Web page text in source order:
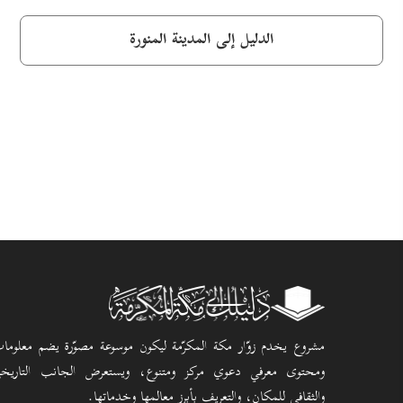
الدليل إلى المدينة المنورة
مشروع يخدم زوّار مكة المكرّمة ليكون موسوعة مصوّرة يضم
ومحتوى معرفي دعوي مركز ومتنوع، ويستعرض الجانب
والثقافي للمكان، والتعريف بأبرز معالمها وخدماتها.